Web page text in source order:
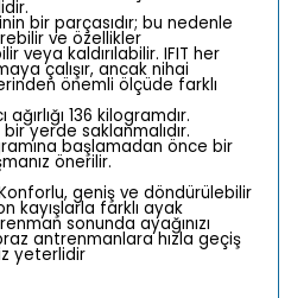
bir parçasıdır; bu nedenle
ve özellikler
veya kaldırılabilir. IFIT her
çalışır, ancak nihai
önemli ölçüde farklı
136 kilogramdır.
yerde saklanmalıdır.
başlamadan önce bir
önerilir.
geniş ve döndürülebilir
kayışlarla farklı ayak
sonunda ayağınızı
antrenmanlara hızla geçiş
yeterlidir